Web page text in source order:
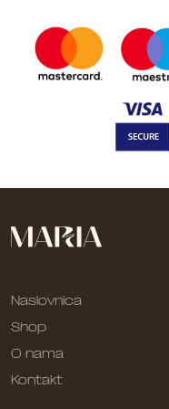
Naslovnica
Shop
O nama
Kontakt